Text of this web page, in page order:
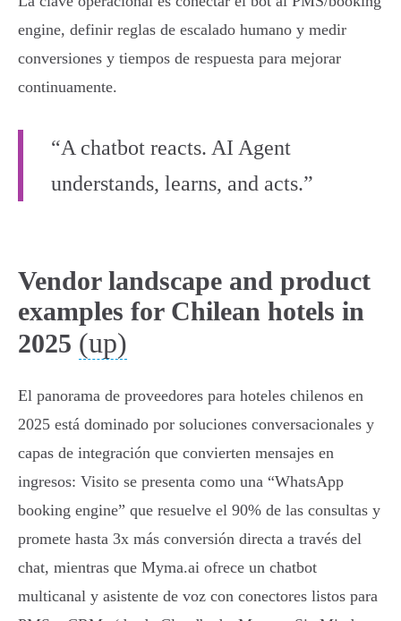
engine, definir reglas de escalado humano y medir
conversiones y tiempos de respuesta para mejorar
continuamente.
“A chatbot reacts. AI Agent
understands, learns, and acts.”
Vendor landscape and product
examples for Chilean hotels in
2025 (up)
El panorama de proveedores para hoteles chilenos en
2025 está dominado por soluciones conversacionales y
capas de integración que convierten mensajes en
ingresos: Visito se presenta como una “WhatsApp
booking engine” que resuelve el 90% de las consultas y
promete hasta 3x más conversión directa a través del
chat, mientras que Myma.ai ofrece un chatbot
multicanal y asistente de voz con conectores listos para